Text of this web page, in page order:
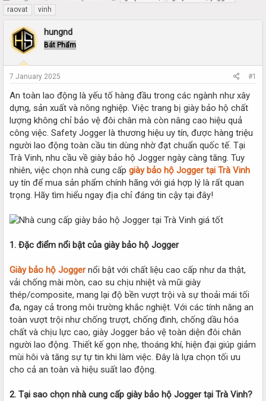
h
r
e
a
d
a
r
t
e
r
t
a
r
t
d
e
raovat
vinh
hungnd
Bát Phẩm
7 January 2025 #1
An toàn lao động là yếu tố hàng đầu trong các ngành như xây
dựng, sản xuất và nông nghiệp. Việc trang bị giày bảo hộ chất
lượng không chỉ bảo vệ đôi chân mà còn nâng cao hiệu quả
công việc. Safety Jogger là thương hiệu uy tín, được hàng triệu
người lao động toàn cầu tin dùng nhờ đạt chuẩn quốc tế. Tại
Trà Vinh, nhu cầu về giày bảo hộ Jogger ngày càng tăng. Tuy
nhiên, việc chọn nhà cung cấp giày bảo hộ Jogger tại Trà Vinh
uy tín để mua sản phẩm chính hãng với giá hợp lý là rất quan
trọng. Hãy tìm hiểu ngay địa chỉ đáng tin cậy tại đây!
1. Đặc điểm nổi bật của giày bảo hộ Jogger
Giày bảo hộ Joggernổi bật với chất liệu cao cấp như da thật,
vải chống mài mòn, cao su chịu nhiệt và mũi giày
thép/composite, mang lại độ bền vượt trội và sự thoải mái tối
đa, ngay cả trong môi trường khắc nghiệt. Với các tính năng an
toàn vượt trội như chống trượt, chống đinh, chống dầu hóa
chất và chịu lực cao, giày Jogger bảo vệ toàn diện đôi chân
người lao động. Thiết kế gọn nhẹ, thoáng khí, hiện đại giúp giảm
mùi hôi và tăng sự tự tin khi làm việc. Đây là lựa chọn tối ưu
cho cả an toàn và hiệu suất lao động.
2. Tại sao chọn nhà cung cấp giày bảo hộ Jogger tại Trà Vinh?